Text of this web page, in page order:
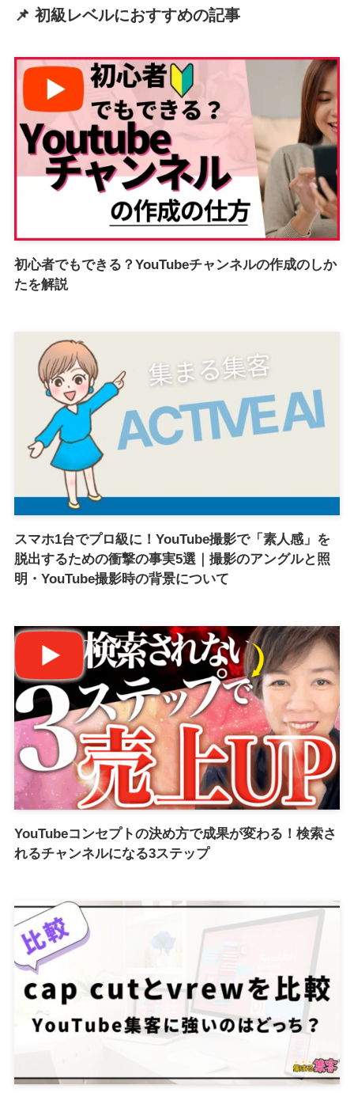
📌 初級レベルにおすすめの記事
初心者でもできる？YouTubeチャンネルの作成のしか
たを解説
スマホ1台でプロ級に！YouTube撮影で「素人感」を
脱出するための衝撃の事実5選｜撮影のアングルと照
明・YouTube撮影時の背景について
YouTubeコンセプトの決め方で成果が変わる！検索さ
れるチャンネルになる3ステップ